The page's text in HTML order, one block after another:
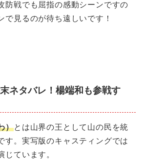
防戦でも屈指の感動シーンですの
で見るのが待ち遠しいです！
ネタバレ！楊端和も参戦す
）とは山界の王として山の民を統
す。実写版のキャスティングでは
じています。